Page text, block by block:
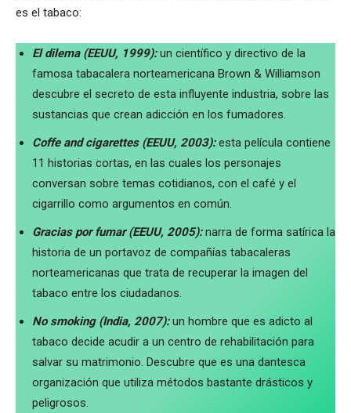
es el tabaco:
El dilema (EEUU, 1999):un científico y directivo de la
famosa tabacalera norteamericana Brown & Williamson
descubre el secreto de esta influyente industria, sobre las
sustancias que crean adicción en los fumadores.
Coffe and cigarettes (EEUU, 2003):esta película contiene
11 historias cortas, en las cuales los personajes
conversan sobre temas cotidianos, con el café y el
cigarrillo como argumentos en común.
Gracias por fumar (EEUU, 2005):narra de forma satírica la
historia de un portavoz de compañías tabacaleras
norteamericanas que trata de recuperar la imagen del
tabaco entre los ciudadanos.
No smoking (India, 2007):un hombre que es adicto al
tabaco decide acudir a un centro de rehabilitación para
salvar su matrimonio. Descubre que es una dantesca
organización que utiliza métodos bastante drásticos y
peligrosos.